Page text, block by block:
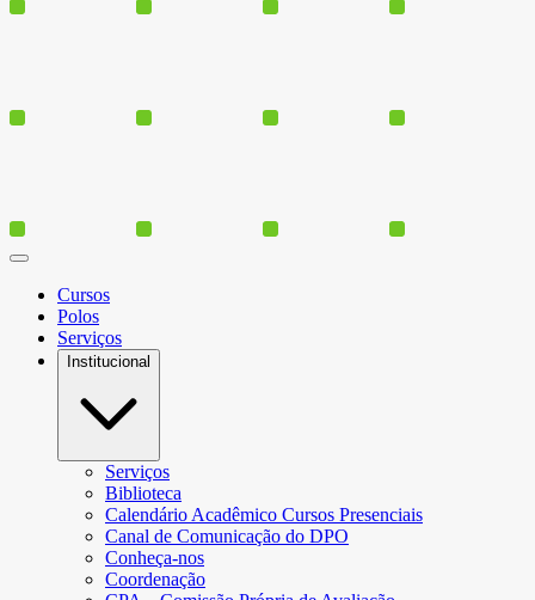
Cursos
Polos
Serviços
Institucional
Serviços
Biblioteca
Calendário Acadêmico Cursos Presenciais
Canal de Comunicação do DPO
Conheça-nos
Coordenação